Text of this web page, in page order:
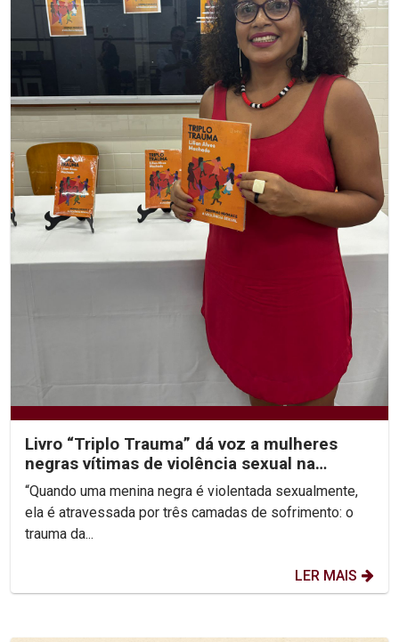
Livro “Triplo Trauma” dá voz a mulheres
negras vítimas de violência sexual na
infância
“Quando uma menina negra é violentada sexualmente,
ela é atravessada por três camadas de sofrimento: o
trauma da...
LER MAIS